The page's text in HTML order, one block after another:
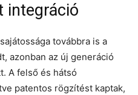
integráció
továbbra is a
azonban az új generáció
A felső és hátsó
patentos rögzítést kaptak,